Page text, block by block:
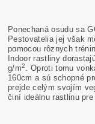
Ponechaná osudu sa
Pestovatelia jej však
pomocou rôznych
Indoor rastliny
g/m2
. Oproti tomu
160cm a sú schopné
prejde celým svojím
činí ideálnu rastlinu